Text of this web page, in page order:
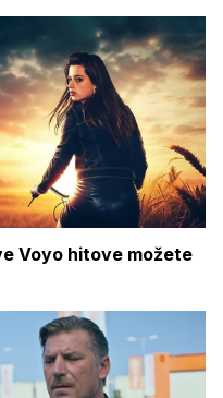
Voyo hitove možete